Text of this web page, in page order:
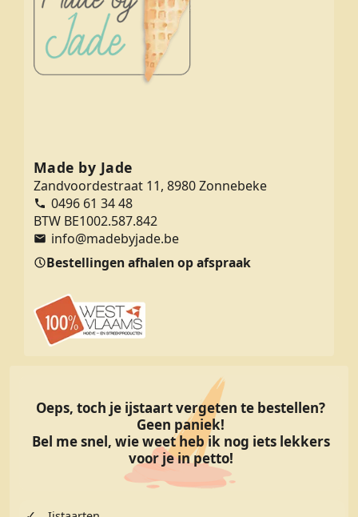
Made by Jade
Zandvoordestraat 11, 8980 Zonnebeke
0496 61 34 48
BTW BE1002.587.842
info@madebyjade.be
Bestellingen afhalen op afspraak
Oeps, toch je ijstaart vergeten te bestellen?
Geen paniek!
Bel me snel, wie weet heb ik nog iets lekkers
voor je in petto!